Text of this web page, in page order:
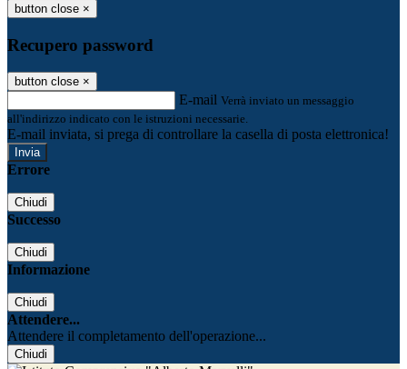
button close ×
Recupero password
button close ×
E-mail Verrà inviato un messaggio
all'indirizzo indicato con le istruzioni necessarie.
E-mail inviata, si prega di controllare la casella di posta elettronica!
Errore
Chiudi
Successo
Chiudi
Informazione
Chiudi
Attendere...
Attendere il completamento dell'operazione...
Chiudi